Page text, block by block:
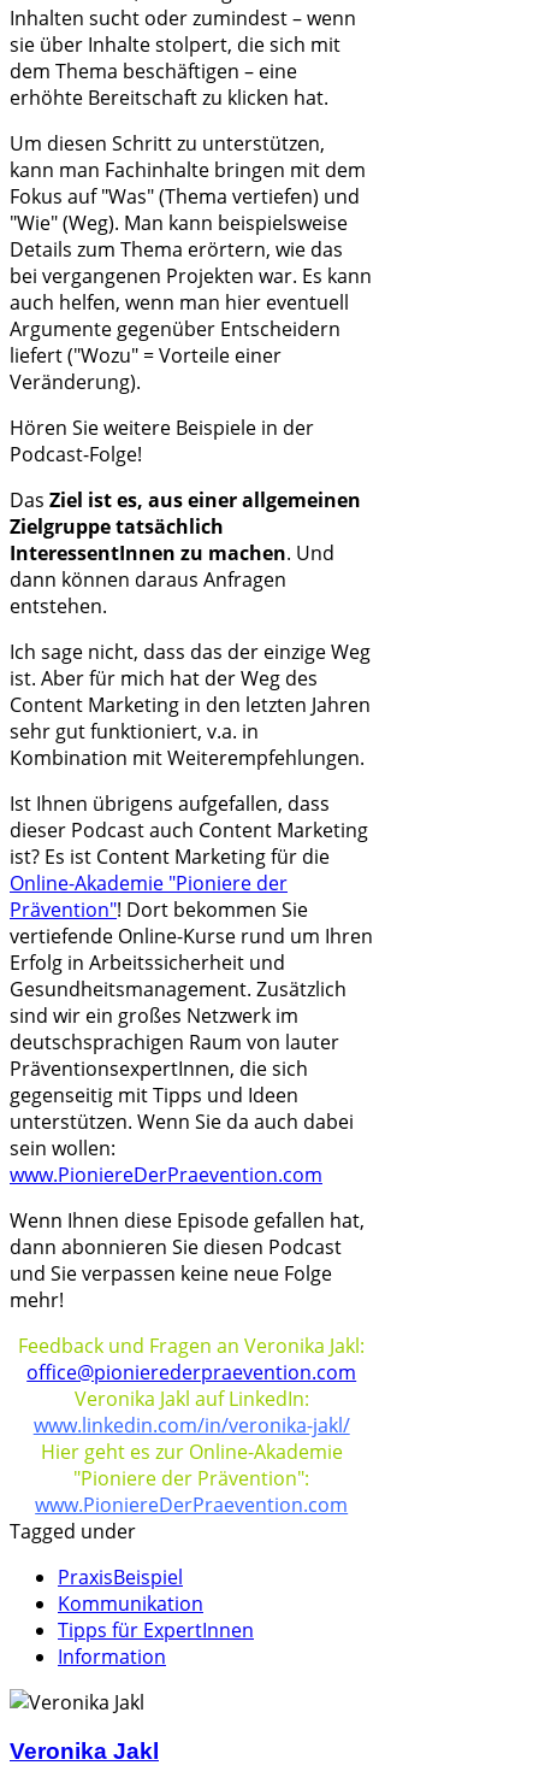
Inhalten sucht oder zumindest – wenn
sie über Inhalte stolpert, die sich mit
dem Thema beschäftigen – eine
erhöhte Bereitschaft zu klicken hat.
Um diesen Schritt zu unterstützen,
kann man Fachinhalte bringen mit dem
Fokus auf "Was" (Thema vertiefen) und
"Wie" (Weg). Man kann beispielsweise
Details zum Thema erörtern, wie das
bei vergangenen Projekten war. Es kann
auch helfen, wenn man hier eventuell
Argumente gegenüber Entscheidern
liefert ("Wozu" = Vorteile einer
Veränderung).
Hören Sie weitere Beispiele in der
Podcast-Folge!
Das Ziel ist es, aus einer allgemeinen
Zielgruppe tatsächlich
InteressentInnen zu machen. Und
dann können daraus Anfragen
entstehen.
Ich sage nicht, dass das der einzige Weg
ist. Aber für mich hat der Weg des
Content Marketing in den letzten Jahren
sehr gut funktioniert, v.a. in
Kombination mit Weiterempfehlungen.
Ist Ihnen übrigens aufgefallen, dass
dieser Podcast auch Content Marketing
ist? Es ist Content Marketing für die
Online-Akademie "Pioniere der
Prävention"! Dort bekommen Sie
vertiefende Online-Kurse rund um Ihren
Erfolg in Arbeitssicherheit und
Gesundheitsmanagement. Zusätzlich
sind wir ein großes Netzwerk im
deutschsprachigen Raum von lauter
PräventionsexpertInnen, die sich
gegenseitig mit Tipps und Ideen
unterstützen. Wenn Sie da auch dabei
sein wollen:
www.PioniereDerPraevention.com
Wenn Ihnen diese Episode gefallen hat,
dann abonnieren Sie diesen Podcast
und Sie verpassen keine neue Folge
mehr!
Feedback und Fragen an Veronika Jakl:
office@pionierederpraevention.com
Veronika Jakl auf LinkedIn:
www.linkedin.com/in/veronika-jakl/
Hier geht es zur Online-Akademie
"Pioniere der Prävention":
www.PioniereDerPraevention.com
Tagged under
PraxisBeispiel
Kommunikation
Tipps für ExpertInnen
Information
Veronika Jakl